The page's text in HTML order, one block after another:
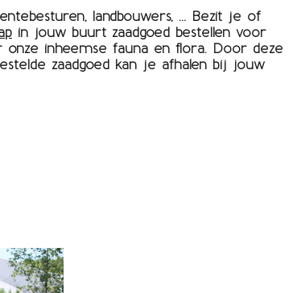
landbouwers, … Bezit je of
in jouw buurt zaadgoed bestellen voor
inheemse fauna en flora. Door deze
zaadgoed kan je afhalen bij jouw